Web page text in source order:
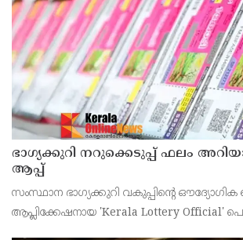
ഭാഗ്യക്കുറി നറുക്കെടുപ്പ് ഫലം
ആപ്പ്
സംസ്ഥാന ഭാഗ്യക്കുറി വകുപ്പിന്റെ
ആപ്ലിക്കേഷനായ 'Kerala Lottery